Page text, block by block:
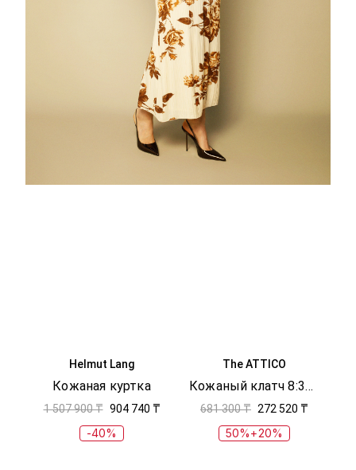
Helmut Lang
Кожаная куртка
1 507 900 ₸ 904 740 ₸
-40%
The ATTICO
Кожаный клатч 8:30 PM
681 300 ₸ 272 520 ₸
50%+20%